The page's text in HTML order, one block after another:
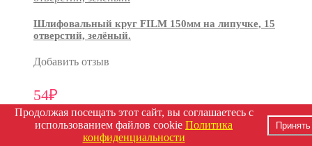
Шлифовальный круг FILM 150мм на липучке, 15
отверстий, зелёный.
Добавить отзыв
54₽
Продолжая посещать этот сайт, вы соглашаетесь с
использованием файлов cookie Политика
конфиденциальности
Принять